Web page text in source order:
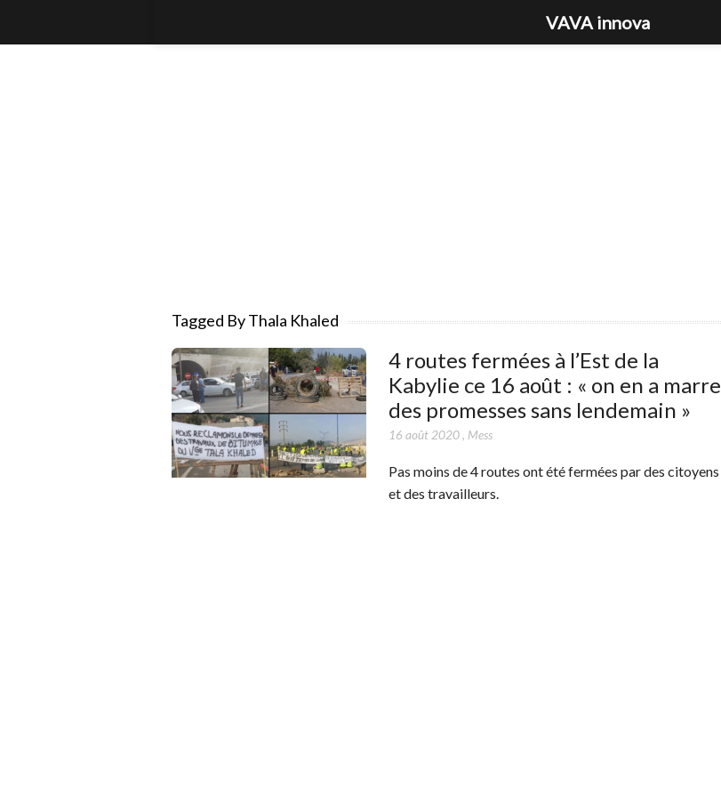
Tagged By Thala Khaled
4 routes fermées à l’Est de la
Kabylie ce 16 août : « on en a marre
des promesses sans lendemain »
16 août 2020, Mess
Pas moins de 4 routes ont été fermées par des citoyens
et des travailleurs.
VAVA innova